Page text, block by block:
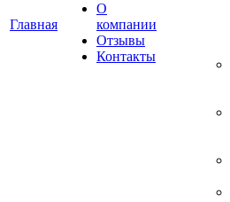
Главная
О
компании
Отзывы
Контакты